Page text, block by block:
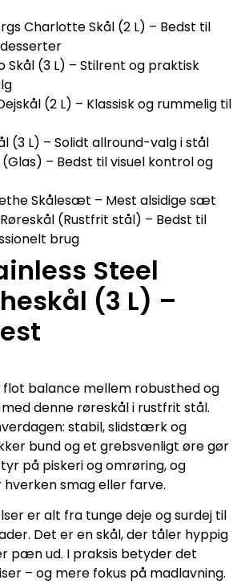
Charlotte Skål (2 L) – Bedst til
Skål (3 L) – Stilrent og praktisk
(2 L) – Klassisk og rummelig til
(3 L) – Solidt allround-valg i stål
(Glas) – Bedst til visuel kontrol og
Skålesæt – Mest alsidige sæt
(Rustfrit stål) – Bedst til
brug
Steel
(3 L) –
flot balance mellem robusthed og
denne røreskål i rustfrit stål.
stabil, slidstærk og
bund og et grebsvenligt øre gør
på piskeri og omrøring, og
smag eller farve.
er alt fra tunge deje og surdej til
Det er en skål, der tåler hyppig
pæn ud. I praksis betyder det
– og mere fokus på madlavning.